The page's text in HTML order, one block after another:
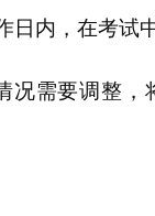
日内，在考试
况需要调整，